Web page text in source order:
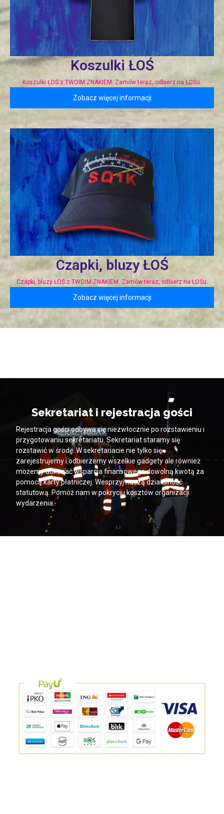
Koszulki ŁOŚ
Koszulki ŁOŚ z TWOIM ZNAKIEM. Zamów teraz, odbierz na ŁOŚu.
Zobacz więcej informacji
Czapki, bluzy ŁOŚ
Czapki, bluzy ŁOŚ z TWOIM ZNAKIEM. Zamów teraz, odbierz na ŁOŚu.
Zobacz więcej informacji
Sekretariat i rejestracja gości
Rejestracja gości odbywa się niezwłocznie po rozstawieniu i
przygotowaniu sekretariatu. Sekretariat staramy się
rozstawić w środę. W sekretariacie nie tylko się
zarejestrujemy i odbierzemy wszelkie gadgety ale również
możemy dokonać wsparcia finansowego dowolną kwotą za
pomocą karty płatniczej. Wesprzyj naszą działalność
statutową. Pomóż nam w pokryciu kosztów organizacji
wydarzenia.